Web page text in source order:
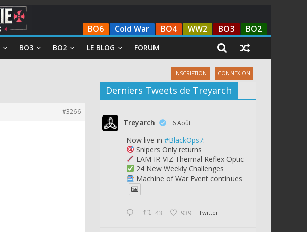
BO6 Cold War BO4 WW2 BO3 BO2
BO3 BO2 LE BLOG FORUM
INSCRIPTION CONNEXION
#3266
Derniers Tweets de Treyarch
Treyarch 6 Août
Now live in #BlackOps7:
Snipers Only returns
EAM IR-VIZ Thermal Reflex Optic
24 New Weekly Challenges
Machine of War Event continues
43 939 Twitter